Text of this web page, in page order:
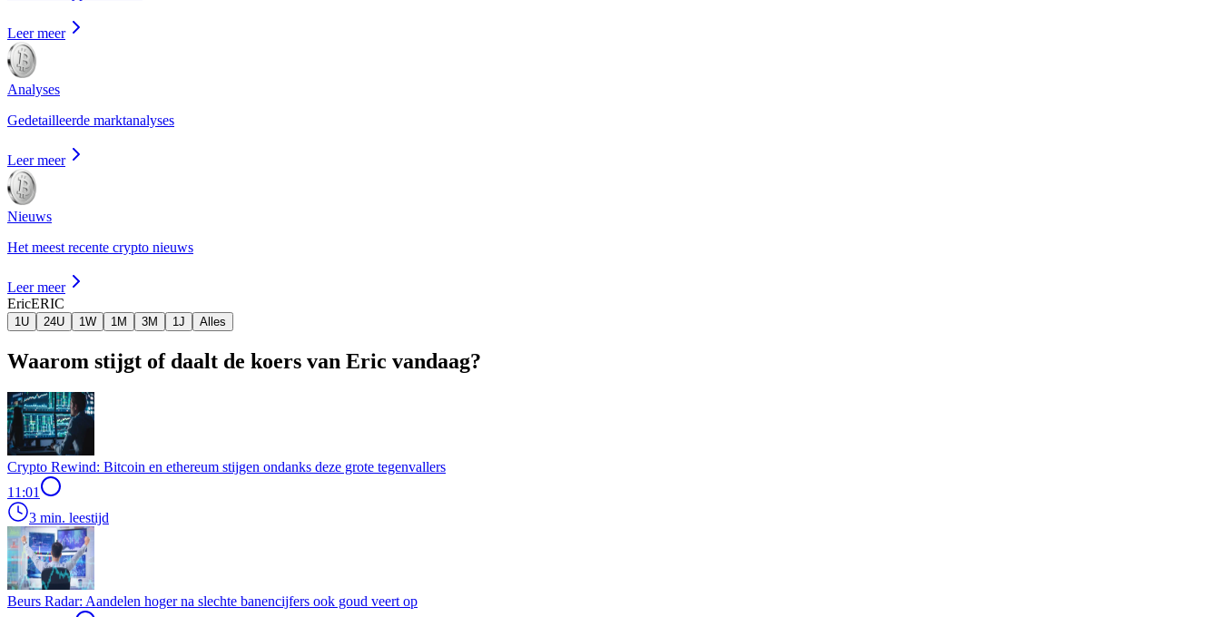
Leer meer
Analyses
Gedetailleerde marktanalyses
Leer meer
Nieuws
Het meest recente crypto nieuws
Leer meer
EricERIC
1U 24U 1W 1M 3M 1J Alles
Waarom stijgt of daalt de koers van Eric vandaag?
Crypto Rewind: Bitcoin en ethereum stijgen ondanks deze grote tegenvallers
11:01
3 min. leestijd
Beurs Radar: Aandelen hoger na slechte banencijfers ook goud veert op